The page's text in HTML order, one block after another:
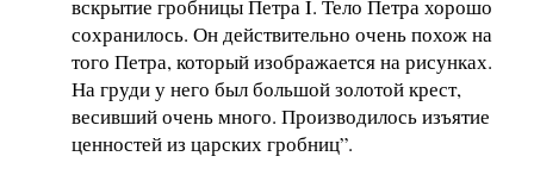
вскрытие гробницы Петра I. Тело Петра хорошо
сохранилось. Он действительно очень похож на
того Петра, который изображается на рисунках.
На груди у него был большой золотой крест,
весивший очень много. Производилось изъятие
ценностей из царских гробниц”.